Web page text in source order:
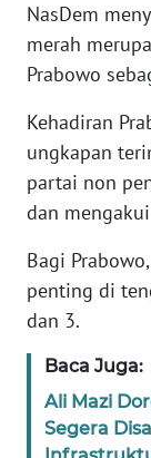
NasDem
merah
Prabowo
Kehadiran
ungkapan
partai non
dan
Bagi
penting di
dan 3.
Baca Juga:
Ali Mazi
Segera
Wahana
News
Regional
WN
SUMUT
WN
WN
JABAR
WN
BANTEN
WN